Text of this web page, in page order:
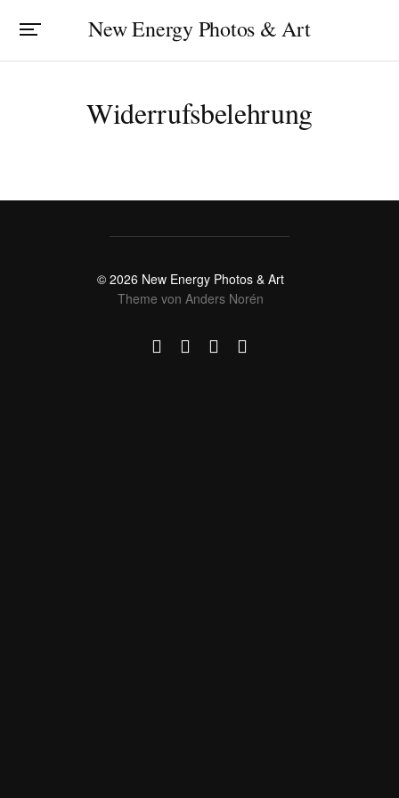
New Energy Photos & Art
Widerrufsbelehrung
© 2026 New Energy Photos & Art
Theme von Anders Norén